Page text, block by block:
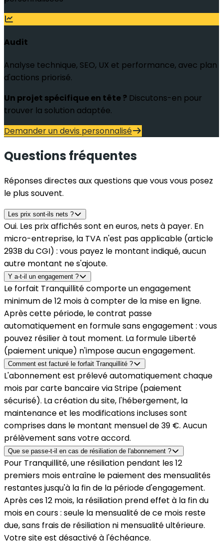
Audit
Analyse technique, SEO, UX et performance, avec plan
d'actions priorisé.
Un projet spécifique en tête ? Discutons-en pour
trouver la solution adaptée.
Demander un devis personnalisé
Questions fréquentes
Réponses directes aux questions que vous vous posez
le plus souvent.
Les prix sont-ils nets ?
Oui. Les prix affichés sont en euros, nets à payer. En
micro-entreprise, la TVA n'est pas applicable (article
293B du CGI) : vous payez le montant indiqué, aucun
autre montant ne s'ajoute.
Y a-t-il un engagement ?
Le forfait Tranquillité comporte un engagement
minimum de 12 mois à compter de la mise en ligne.
Après cette période, le contrat passe
automatiquement en formule sans engagement : vous
pouvez résilier à tout moment. La formule Liberté
(paiement unique) n'impose aucun engagement.
Comment est facturé le forfait Tranquillité ?
L'abonnement est prélevé automatiquement chaque
mois par carte bancaire via Stripe (paiement
sécurisé). La création du site, l'hébergement, la
maintenance et les modifications incluses sont
comprises dans le montant mensuel de 39 €. Aucun
prélèvement sans votre accord.
Que se passe-t-il en cas de résiliation de l'abonnement ?
Pour Tranquillité, une résiliation pendant les 12
premiers mois entraîne le paiement des mensualités
restantes jusqu'à la fin de la période d'engagement.
Après ces 12 mois, la résiliation prend effet à la fin du
mois en cours : seule la mensualité de ce mois reste
due, sans frais de résiliation ni mensualité ultérieure.
Votre site est désactivé à l'échéance.